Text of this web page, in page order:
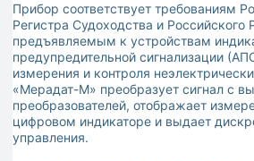
Прибор соответствует требованиям
Регистра Судоходства и Российского
предъявляемым к устройствам
предупредительной сигнализации
измерения и контроля
«Мерадат-М» преобразует сигнал с
преобразователей, отображает
цифровом индикаторе и выдает
управления.